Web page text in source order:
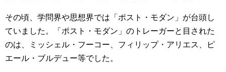
その頃、学問界や思想界では「ポスト・モダン」が台頭し
ていました。「ポスト・モダン」のトレーガーと目された
のは、ミッシェル・フーコー、フィリップ・アリエス、ピ
エール・ブルデュー等でした。